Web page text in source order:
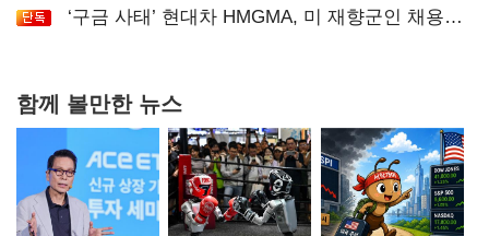
‘구금 사태’ 현대차 HMGMA, 미 재향군인 채용
함께 볼만한 뉴스